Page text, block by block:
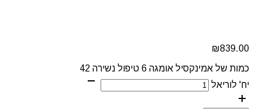
₪839.00
כמות של אמינקסיל אומגה 6 טיפול נשירה 42
יח' לוריאל